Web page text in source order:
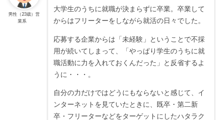
男性（23歳）営
業系
大学生のうちに就職が決まらずに卒業。卒業して
からはフリーターをしながら就活の日々でした。
応募する企業からは「未経験」ということで不採
用が続いてしまって、「やっぱり学生のうちに就
職活動に力を入れておくんだった」と反省するよ
うに・・・。
自分の力だけではどうにもならないと感じて、イ
ンターネットを見ていたときに、既卒・第二新
卒・フリーターなどをターゲットにしたハタラク